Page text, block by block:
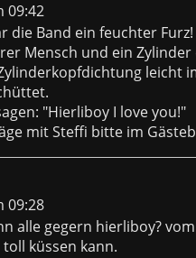
09:42
die Band ein feuchter
Mensch und ein
leicht
"Hierliboy I love you!"
mit Steffi bitte im
09:28
alle gegern hierliboy?
küssen kann.